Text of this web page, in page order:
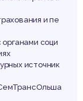
и пе
органами соци
источник